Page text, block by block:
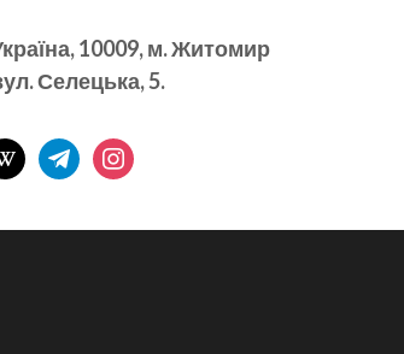
10009, м.Житомир
Селецька, 5.
telegraminstagram